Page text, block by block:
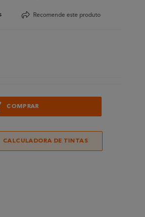
Recomende este produto
COMPRAR
CALCULADORA DE TINTAS